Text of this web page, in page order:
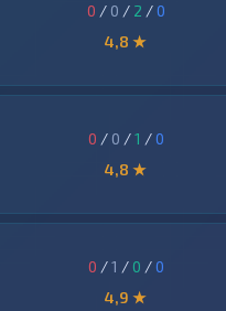
0 / 0 / 2 /0
4,8 ★
0 / 0 /1 /0
4,8 ★
0 /1 / 0 /0
4,9 ★